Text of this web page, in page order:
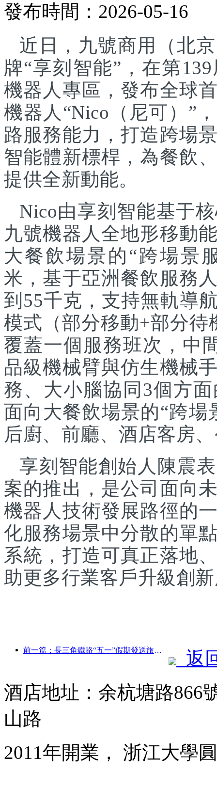
發布時間：2026-05-16
近日，九號商用（北
牌“享刻智能”，在第
機器人專區，發布全球
機器人“Nico（尼可）”
路服務能力，打造跨場
智能體新標桿，為餐飲
提供全新動能。
Nico由享刻智能基于
九號機器人全地形移動
大餐飲場景的“跨場景
米，基于亞洲餐飲服務
到55千克，支持無軌導
模式（部分移動+部分待
覆蓋一個服務班次，中
品級機械臂與仿生機械
務、大小腦協同3個方
面向大餐飲場景的“跨
后廚、前廳、酒店客房
享刻智能創始人陳震
案的推出，是公司面向
機器人技術發展路徑的
化服務場景中分散的單
系統，打造可真正落地
助更多行業客戶升級創
前一篇：長三角鐵路“五一”假期發送旅客超2138萬人次
返
酒店地址：余杭塘路866
山路
2011年開業， 浙江大學